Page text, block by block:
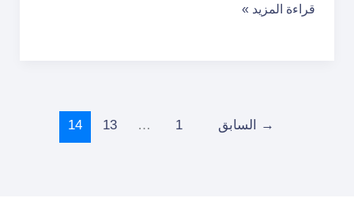
مجاري
قراءة المزيد »
→ السابق 1
…
13
14